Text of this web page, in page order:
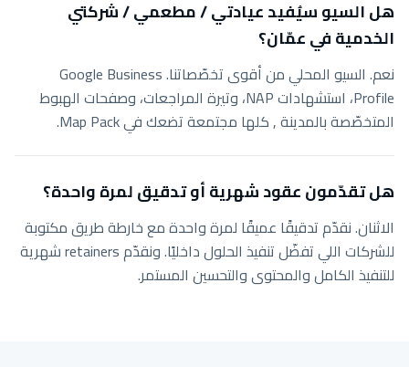
هل السيو سيُفيد عيادتي / مطعمي / شركتي
الخدمية في عمّان؟
نعم. السيو المحلي من أقوى تخصّصاتنا. Google Business
Profile، استشهادات NAP، وتيرة المراجعات، وصفحات الهبوط
المتخصّصة بالمدينة , كلها مجتمعة تضعك في Map Pack.
هل تقدّمون عقود شهرية أو تدقيق لمرة واحدة؟
الاثنان. نقدّم تدقيقًا عميقًا لمرة واحدة مع خارطة طريق مكتوبة
للشركات اللي تفضّل تنفيذ الحلول داخليًا. ونقدّم retainers شهرية
للتنفيذ الكامل والمحتوى والتحسين المستمر.